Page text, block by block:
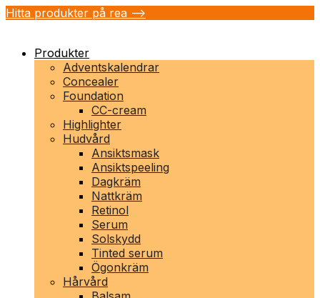
Hitta produkter på rea -->
Produkter
Adventskalendrar
Concealer
Foundation
CC-cream
Highlighter
Hudvård
Ansiktsmask
Ansiktspeeling
Dagkräm
Nattkräm
Retinol
Serum
Solskydd
Tinted serum
Ögonkräm
Hårvård